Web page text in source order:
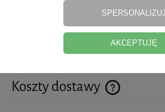
skórę twarzy.
Unikać bezpośredniego kontaktu
błonami śluzowymi.
Koszty dostawy
Cena nie zawiera ewentualnych kosztów
SPERSONALIZUJ
AKCEPTUJĘ